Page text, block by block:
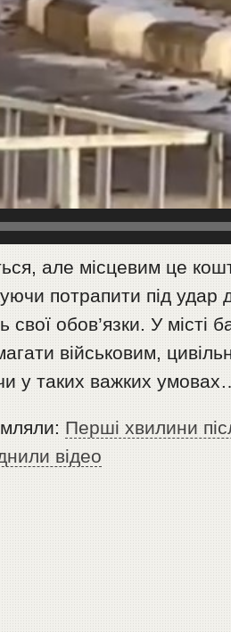
але місцевим це
потрапити під удар
обов’язки. У місті
військовим,
у таких важких
Перші хвилини
відео